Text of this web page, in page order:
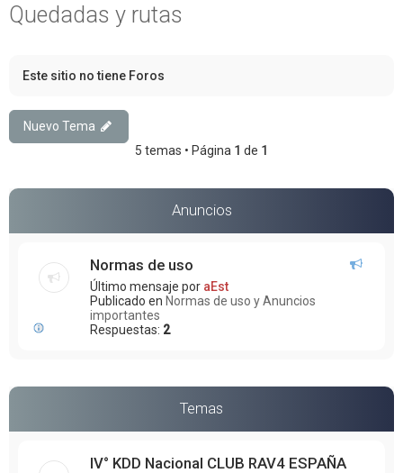
Quedadas y rutas
Este sitio no tiene Foros
Nuevo Tema
5 temas • Página 1 de 1
Anuncios
Normas de uso
Último mensaje por aEst
Publicado en Normas de uso y Anuncios
importantes
Respuestas: 2
Temas
IV° KDD Nacional CLUB RAV4 ESPAÑA